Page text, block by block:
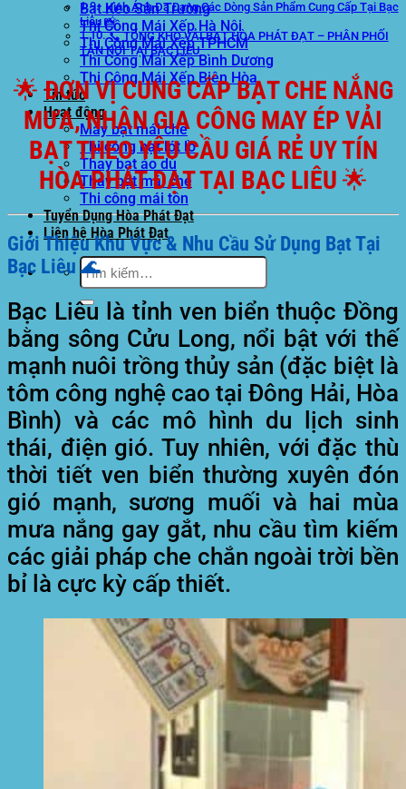
Bạt Kéo Sân Trường
Thi Công Mái Xếp Hà Nội
Thi Công Mái Xếp TPHCM
Thi Công Mái Xếp Bình Dương
Thi Công Mái Xếp Biên Hòa
Tin tức
Hoạt động
May bạt mái che
Thi công bạt lót lồ
Thay bạt áo dù
Thay bạt mái che
Thi công mái tôn
Tuyển Dụng Hòa Phát Đạt
Liên hệ Hòa Phát Đạt
Tìm
kiếm:
Hình Ảnh Đa Dạng Các Dòng Sản Phẩm Cung Cấp Tại Bạc
Liêu 📸
📞 TỔNG KHO VẢI BẠT HÒA PHÁT ĐẠT – PHÂN PHỐI
TẬN NƠI TẠI BẠC LIÊU
🌟 ĐƠN VỊ CUNG CẤP BẠT CHE NẮNG
MƯA, NHẬN GIA CÔNG MAY ÉP VẢI
BẠT THEO YÊU CẦU GIÁ RẺ UY TÍN
HÒA PHÁT ĐẠT TẠI BẠC LIÊU 🌟
Giới Thiệu Khu Vực & Nhu Cầu Sử Dụng Bạt Tại
Bạc Liêu 🌊
Bạc Liêu là tỉnh ven biển thuộc Đồng
bằng sông Cửu Long, nổi bật với thế
mạnh nuôi trồng thủy sản (đặc biệt là
tôm công nghệ cao tại Đông Hải, Hòa
Bình) và các mô hình du lịch sinh
thái, điện gió. Tuy nhiên, với đặc thù
thời tiết ven biển thường xuyên đón
gió mạnh, sương muối và hai mùa
mưa nắng gay gắt, nhu cầu tìm kiếm
các giải pháp che chắn ngoài trời bền
bỉ là cực kỳ cấp thiết.